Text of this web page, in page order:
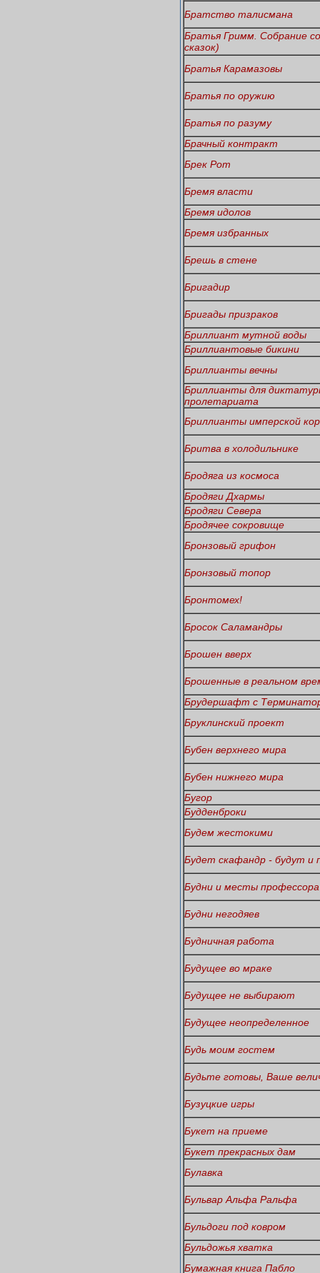
Братство талисмана
Братья Гримм. Собрание
сказок)
Братья Карамазовы
Братья по оружию
Братья по разуму
Брачный контракт
Брек Рот
Бремя власти
Бремя идолов
Бремя избранных
Брешь в стене
Бригадир
Бригады призраков
Бриллиант мутной воды
Бриллиантовые бикини
Бриллианты вечны
Бриллианты для
пролетариата
Бриллианты имперской
Бритва в холодильнике
Бродяга из космоса
Бродяги Дхармы
Бродяги Севера
Бродячее сокровище
Бронзовый грифон
Бронзовый топор
Бронтомех!
Бросок Саламандры
Брошен вверх
Брошенные в реальном
Брудершафт с
Бруклинский проект
Бубен верхнего мира
Бубен нижнего мира
Бугор
Будденброки
Будем жестокими
Будет скафандр - будут и
Будни и месты
Будни негодяев
Будничная работа
Будущее во мраке
Будущее не выбирают
Будущее неопределенное
Будь моим гостем
Будьте готовы, Ваше
Бузуцкие игры
Букет на приеме
Букет прекрасных дам
Булавка
Бульвар Альфа Ральфа
Бульдоги под ковром
Бульдожья хватка
Бумажная книга Пабло